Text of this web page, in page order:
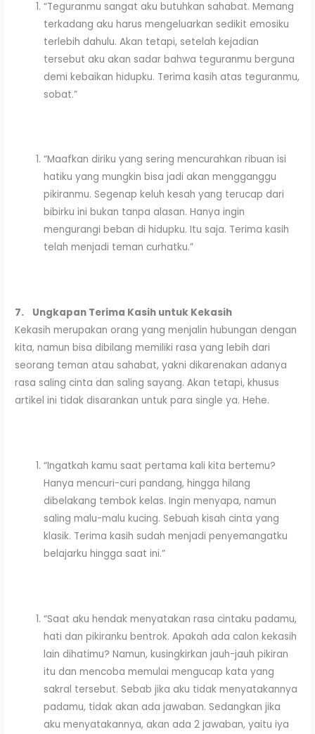
“Teguranmu sangat aku butuhkan sahabat. Memang
terkadang aku harus mengeluarkan sedikit emosiku
terlebih dahulu. Akan tetapi, setelah kejadian
tersebut aku akan sadar bahwa teguranmu berguna
demi kebaikan hidupku. Terima kasih atas teguranmu,
sobat.”
“Maafkan diriku yang sering mencurahkan ribuan isi
hatiku yang mungkin bisa jadi akan mengganggu
pikiranmu. Segenap keluh kesah yang terucap dari
bibirku ini bukan tanpa alasan. Hanya ingin
mengurangi beban di hidupku. Itu saja. Terima kasih
telah menjadi teman curhatku.”
7. Ungkapan Terima Kasih untuk Kekasih
Kekasih merupakan orang yang menjalin hubungan dengan
kita, namun bisa dibilang memiliki rasa yang lebih dari
seorang teman atau sahabat, yakni dikarenakan adanya
rasa saling cinta dan saling sayang. Akan tetapi, khusus
artikel ini tidak disarankan untuk para single ya. Hehe.
“Ingatkah kamu saat pertama kali kita bertemu?
Hanya mencuri-curi pandang, hingga hilang
dibelakang tembok kelas. Ingin menyapa, namun
saling malu-malu kucing. Sebuah kisah cinta yang
klasik. Terima kasih sudah menjadi penyemangatku
belajarku hingga saat ini.”
“Saat aku hendak menyatakan rasa cintaku padamu,
hati dan pikiranku bentrok. Apakah ada calon kekasih
lain dihatimu? Namun, kusingkirkan jauh-jauh pikiran
itu dan mencoba memulai mengucap kata yang
sakral tersebut. Sebab jika aku tidak menyatakannya
padamu, tidak akan ada jawaban. Sedangkan jika
aku menyatakannya, akan ada 2 jawaban, yaitu iya